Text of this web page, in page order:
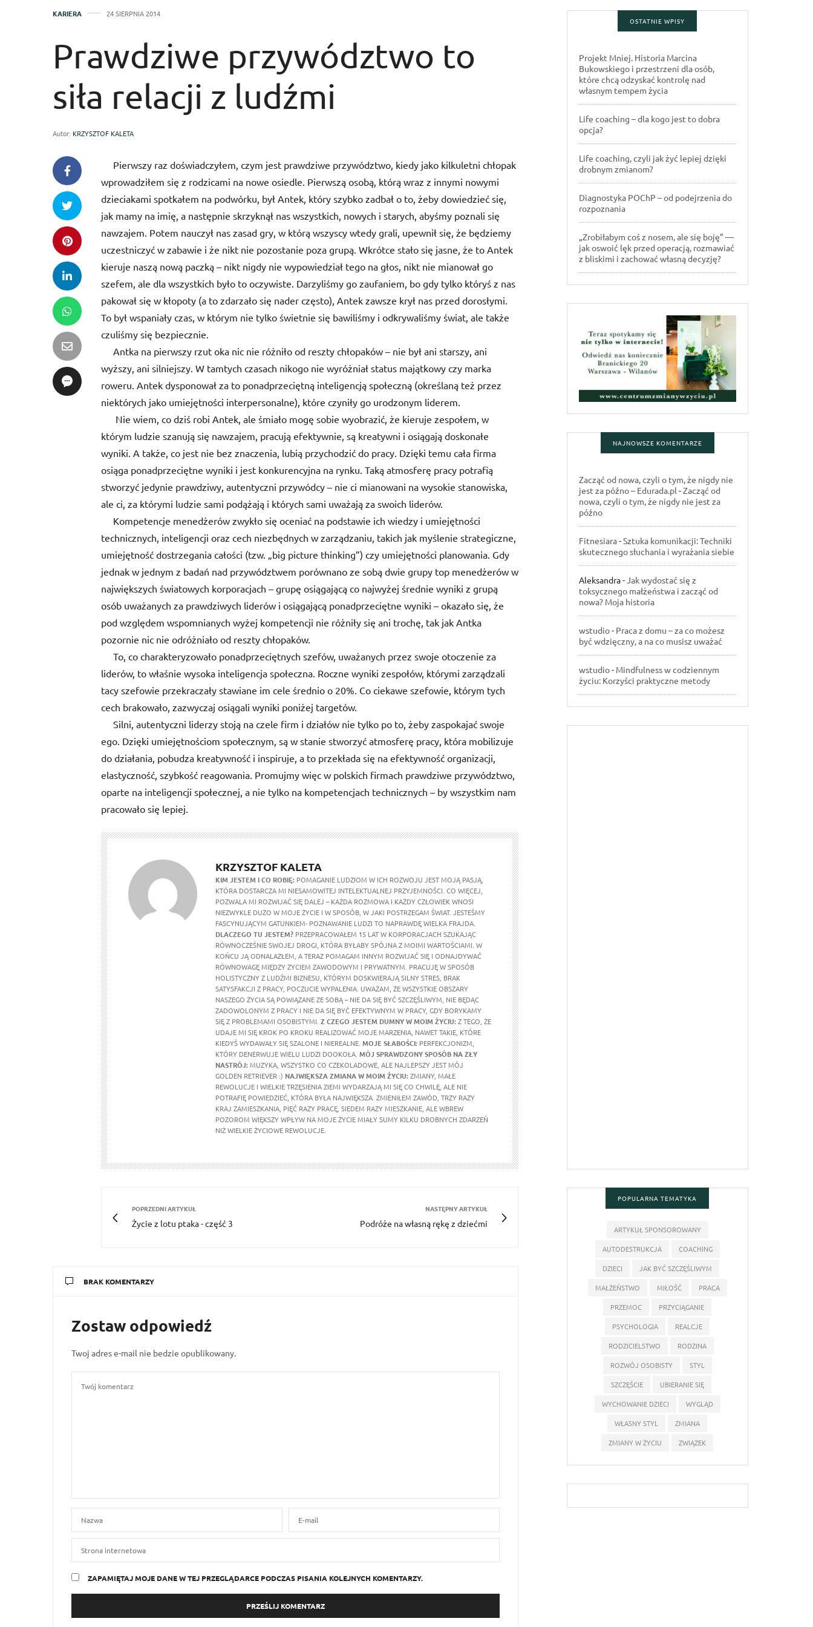
KARIERA 24 SIERPNIA 2014
Prawdziwe przywództwo to
siła relacji z ludźmi
Autor: KRZYSZTOF KALETA
Pierwszy raz doświadczyłem, czym jest prawdziwe przywództwo, kiedy jako kilkuletni chłopak
wprowadziłem się z rodzicami na nowe osiedle. Pierwszą osobą, którą wraz z innymi nowymi
dzieciakami spotkałem na podwórku, był Antek, który szybko zadbał o to, żeby dowiedzieć się,
jak mamy na imię, a następnie skrzyknął nas wszystkich, nowych i starych, abyśmy poznali się
nawzajem. Potem nauczył nas zasad gry, w którą wszyscy wtedy grali, upewnił się, że będziemy
uczestniczyć w zabawie i że nikt nie pozostanie poza grupą. Wkrótce stało się jasne, że to Antek
kieruje naszą nową paczką – nikt nigdy nie wypowiedział tego na głos, nikt nie mianował go
szefem, ale dla wszystkich było to oczywiste. Darzyliśmy go zaufaniem, bo gdy tylko któryś z nas
pakował się w kłopoty (a to zdarzało się nader często), Antek zawsze krył nas przed dorosłymi.
To był wspaniały czas, w którym nie tylko świetnie się bawiliśmy i odkrywaliśmy świat, ale także
czuliśmy się bezpiecznie.
Antka na pierwszy rzut oka nic nie różniło od reszty chłopaków – nie był ani starszy, ani
wyższy, ani silniejszy. W tamtych czasach nikogo nie wyróżniał status majątkowy czy marka
roweru. Antek dysponował za to ponadprzeciętną inteligencją społeczną (określaną też przez
niektórych jako umiejętności interpersonalne), które czyniły go urodzonym liderem.
Nie wiem, co dziś robi Antek, ale śmiało mogę sobie wyobrazić, że kieruje zespołem, w
którym ludzie szanują się nawzajem, pracują efektywnie, są kreatywni i osiągają doskonałe
wyniki. A także, co jest nie bez znaczenia, lubią przychodzić do pracy. Dzięki temu cała firma
osiąga ponadprzeciętne wyniki i jest konkurencyjna na rynku. Taką atmosferę pracy potrafią
stworzyć jedynie prawdziwy, autentyczni przywódcy – nie ci mianowani na wysokie stanowiska,
ale ci, za którymi ludzie sami podążają i których sami uważają za swoich liderów.
Kompetencje menedżerów zwykło się oceniać na podstawie ich wiedzy i umiejętności
technicznych, inteligencji oraz cech niezbędnych w zarządzaniu, takich jak myślenie strategiczne,
umiejętność dostrzegania całości (tzw. „big picture thinking”) czy umiejętności planowania. Gdy
jednak w jednym z badań nad przywództwem porównano ze sobą dwie grupy top menedżerów w
największych światowych korporacjach – grupę osiągającą co najwyżej średnie wyniki z grupą
osób uważanych za prawdziwych liderów i osiągającą ponadprzeciętne wyniki – okazało się, że
pod względem wspomnianych wyżej kompetencji nie różniły się ani trochę, tak jak Antka
pozornie nic nie odróżniało od reszty chłopaków.
To, co charakteryzowało ponadprzeciętnych szefów, uważanych przez swoje otoczenie za
liderów, to właśnie wysoka inteligencja społeczna. Roczne wyniki zespołów, którymi zarządzali
tacy szefowie przekraczały stawiane im cele średnio o 20%. Co ciekawe szefowie, którym tych
cech brakowało, zazwyczaj osiągali wyniki poniżej targetów.
Silni, autentyczni liderzy stoją na czele firm i działów nie tylko po to, żeby zaspokajać swoje
ego. Dzięki umiejętnościom społecznym, są w stanie stworzyć atmosferę pracy, która mobilizuje
do działania, pobudza kreatywność i inspiruje, a to przekłada się na efektywność organizacji,
elastyczność, szybkość reagowania. Promujmy więc w polskich firmach prawdziwe przywództwo,
oparte na inteligencji społecznej, a nie tylko na kompetencjach technicznych – by wszystkim nam
pracowało się lepiej.
KRZYSZTOF KALETA
KIM JESTEM I CO ROBIĘ: POMAGANIE LUDZIOM W ICH ROZWOJU JEST MOJĄ PASJĄ,
KTÓRA DOSTARCZA MI NIESAMOWITEJ INTELEKTUALNEJ PRZYJEMNOŚCI. CO WIĘCEJ,
POZWALA MI ROZWIJAĆ SIĘ DALEJ – KAŻDA ROZMOWA I KAŻDY CZŁOWIEK WNOSI
NIEZWYKLE DUŻO W MOJE ŻYCIE I W SPOSÓB, W JAKI POSTRZEGAM ŚWIAT. JESTEŚMY
FASCYNUJĄCYM GATUNKIEM- POZNAWANIE LUDZI TO NAPRAWDĘ WIELKA FRAJDA.
DLACZEGO TU JESTEM? PRZEPRACOWAŁEM 15 LAT W KORPORACJACH SZUKAJĄC
RÓWNOCZEŚNIE SWOJEJ DROGI, KTÓRA BYŁABY SPÓJNA Z MOIMI WARTOŚCIAMI. W
KOŃCU JĄ ODNALAZŁEM, A TERAZ POMAGAM INNYM ROZWIJAĆ SIĘ I ODNAJDYWAĆ
RÓWNOWAGĘ MIĘDZY ŻYCIEM ZAWODOWYM I PRYWATNYM. PRACUJĘ W SPOSÓB
HOLISTYCZNY Z LUDŹMI BIZNESU, KTÓRYM DOSKWIERAJĄ SILNY STRES, BRAK
SATYSFAKCJI Z PRACY, POCZUCIE WYPALENIA. UWAŻAM, ŻE WSZYSTKIE OBSZARY
NASZEGO ŻYCIA SĄ POWIĄZANE ZE SOBĄ – NIE DA SIĘ BYĆ SZCZĘŚLIWYM, NIE BĘDĄC
ZADOWOLONYM Z PRACY I NIE DA SIĘ BYĆ EFEKTYWNYM W PRACY, GDY BORYKAMY
SIĘ Z PROBLEMAMI OSOBISTYMI. Z CZEGO JESTEM DUMNY W MOIM ŻYCIU:Z TEGO, ŻE
UDAJE MI SIĘ KROK PO KROKU REALIZOWAĆ MOJE MARZENIA, NAWET TAKIE, KTÓRE
KIEDYŚ WYDAWAŁY SIĘ SZALONE I NIEREALNE. MOJE SŁABOŚCI: PERFEKCJONIZM,
KTÓRY DENERWUJE WIELU LUDZI DOOKOŁA. MÓJ SPRAWDZONY SPOSÓB NA ZŁY
NASTRÓJ:MUZYKA, WSZYSTKO CO CZEKOLADOWE, ALE NAJLEPSZY JEST MÓJ
GOLDEN RETRIEVER :) NAJWIĘKSZA ZMIANA W MOIM ŻYCIU:ZMIANY, MAŁE
REWOLUCJE I WIELKIE TRZĘSIENIA ZIEMI WYDARZAJĄ MI SIĘ CO CHWILĘ, ALE NIE
POTRAFIĘ POWIEDZIEĆ, KTÓRA BYŁA NAJWIĘKSZA. ZMIENIŁEM ZAWÓD, TRZY RAZY
KRAJ ZAMIESZKANIA, PIĘĆ RAZY PRACĘ, SIEDEM RAZY MIESZKANIE, ALE WBREW
POZOROM WIĘKSZY WPŁYW NA MOJE ŻYCIE MIAŁY SUMY KILKU DROBNYCH ZDARZEŃ
NIŻ WIELKIE ŻYCIOWE REWOLUCJE.
POPRZEDNI ARTYKUŁ
Życie z lotu ptaka - część 3
NASTĘPNY ARTYKUŁ
Podróże na własną rękę z dziećmi
BRAK KOMENTARZY
Zostaw odpowiedź
Twoj adres e-mail nie bedzie opublikowany.
ZAPAMIĘTAJ MOJE DANE W TEJ PRZEGLĄDARCE PODCZAS PISANIA KOLEJNYCH KOMENTARZY.
OSTATNIE WPISY
Projekt Mniej. Historia Marcina
Bukowskiego i przestrzeni dla osób,
które chcą odzyskać kontrolę nad
własnym tempem życia
Life coaching – dla kogo jest to dobra
opcja?
Life coaching, czyli jak żyć lepiej dzięki
drobnym zmianom?
Diagnostyka POChP – od podejrzenia do
rozpoznania
„Zrobiłabym coś z nosem, ale się boję” —
jak oswoić lęk przed operacją, rozmawiać
z bliskimi i zachować własną decyzję?
NAJNOWSZE KOMENTARZE
Zacząć od nowa, czyli o tym, że nigdy nie
jest za późno – Edurada.pl -Zacząć od
nowa, czyli o tym, że nigdy nie jest za
późno
Fitnesiara-Sztuka komunikacji: Techniki
skutecznego słuchania i wyrażania siebie
Aleksandra-Jak wydostać się z
toksycznego małżeństwa i zacząć od
nowa? Moja historia
wstudio- Praca z domu – za co możesz
być wdzięczny, a na co musisz uważać
wstudio- Mindfulness w codziennym
życiu: Korzyści praktyczne metody
POPULARNA TEMATYKA
ARTYKUŁ SPONSOROWANY
AUTODESTRUKCJA
COACHING
DZIECI
JAK BYĆ SZCZĘŚLIWYM
MAŁŻEŃSTWO
MIŁOŚĆ
PRACA
PRZEMOC
PRZYCIĄGANIE
PSYCHOLOGIA
REALCJE
RODZICIELSTWO
RODZINA
ROZWÓJ OSOBISTY
STYL
SZCZĘŚCIE
UBIERANIE SIĘ
WYCHOWANIE DZIECI
WYGLĄD
WŁASNY STYL
ZMIANA
ZMIANY W ŻYCIU
ZWIĄZEK